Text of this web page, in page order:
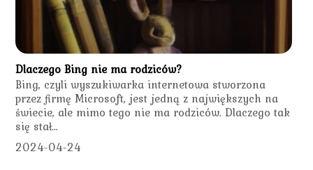
Dlaczego Bing nie ma rodziców?
Bing, czyli wyszukiwarka internetowa stworzona
przez firmę Microsoft, jest jedną z największych na
świecie, ale mimo tego nie ma rodziców. Dlaczego tak
się stał...
2024-04-24